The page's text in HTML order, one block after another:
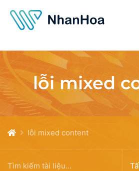
lỗi mixed
lỗi mixed content